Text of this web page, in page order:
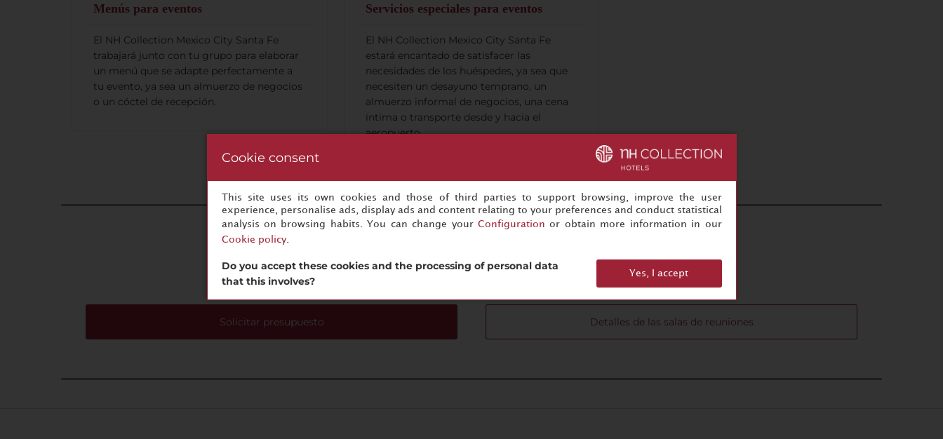
Menús para eventos
El NH Collection Mexico City Santa Fe
trabajará junto con tu grupo para elaborar
un menú que se adapte perfectamente a
tu evento, ya sea un almuerzo de negocios
o un cóctel de recepción.
Servicios especiales para eventos
El NH Collection Mexico City Santa Fe
estará encantado de satisfacer las
necesidades de los huéspedes, ya sea que
necesiten un desayuno temprano, un
almuerzo informal de negocios, una cena
íntima o transporte desde y hacia el
aeropuerto.
¡Empezar a organizar ahora!
Solicitar presupuesto Detalles de las salas de reuniones
Buscar
Cookie consent
This site uses its own cookies and those of third parties to support browsing, improve the user
experience, personalise ads, display ads and content relating to your preferences and conduct statistical
analysis on browsing habits. You can change your Configuration or obtain more information in our
Cookie policy.
Do you accept these cookies and the processing of personal data
that this involves?
Yes, I accept